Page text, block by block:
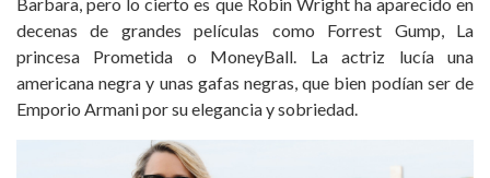
decenas de grandes películas como Forrest Gump, La
princesa Prometida o MoneyBall. La actriz lucía una
americana negra y unas gafas negras, que bien podían ser de
Emporio Armani por su elegancia y sobriedad.